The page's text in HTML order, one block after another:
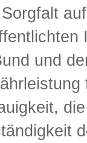
und